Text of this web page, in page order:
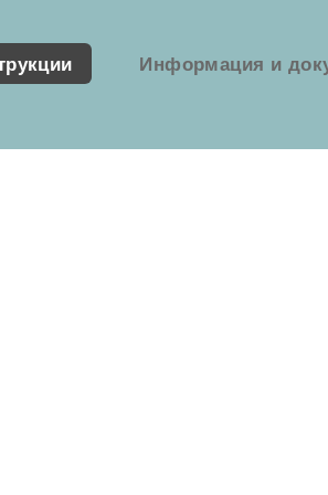
Информация и